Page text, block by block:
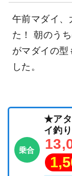
午前マダイ、
た！ 朝のう
がマダイの型
した。
乗合
★アタ
イ釣